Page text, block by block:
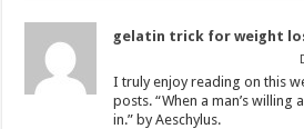
gelatin trick for weight
I truly enjoy reading on this
posts. “When a man’s willing
in.” by Aeschylus.